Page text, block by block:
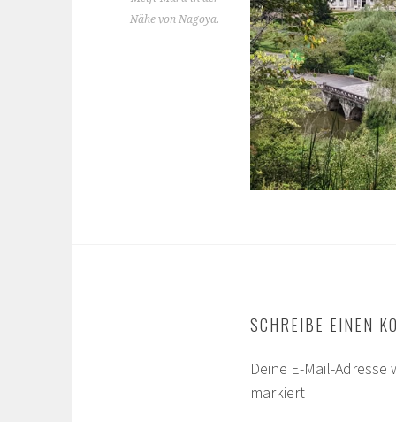
Nähe von Nagoya.
SCHREIBE EINEN
Deine E-Mail-
markiert